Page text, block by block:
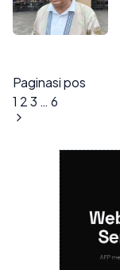
Paginasi pos
1 23 … 6